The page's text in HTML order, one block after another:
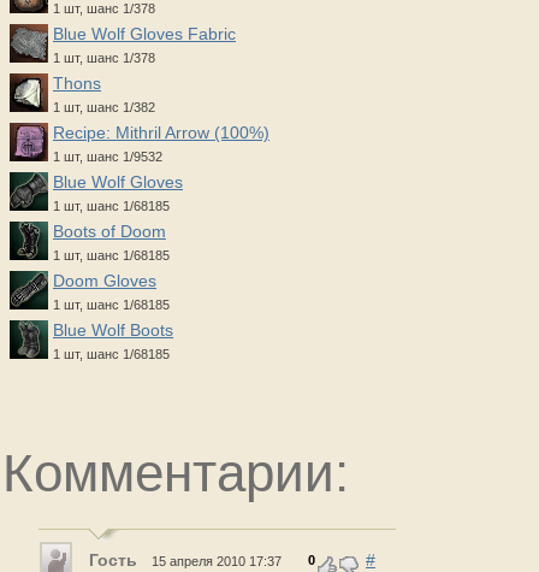
1 шт, шанс 1/378
Blue Wolf Gloves Fabric
1 шт, шанс 1/378
Thons
1 шт, шанс 1/382
Recipe: Mithril Arrow (100%)
1 шт, шанс 1/9532
Blue Wolf Gloves
1 шт, шанс 1/68185
Boots of Doom
1 шт, шанс 1/68185
Doom Gloves
1 шт, шанс 1/68185
Blue Wolf Boots
1 шт, шанс 1/68185
Комментарии:
Гость 15 апреля 2010 17:37 0 #